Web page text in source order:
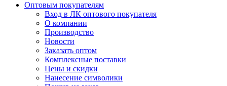
Оптовым покупателям
Вход в ЛК оптового покупателя
О компании
Производство
Новости
Заказать оптом
Комплексные поставки
Цены и скидки
Нанесение символики